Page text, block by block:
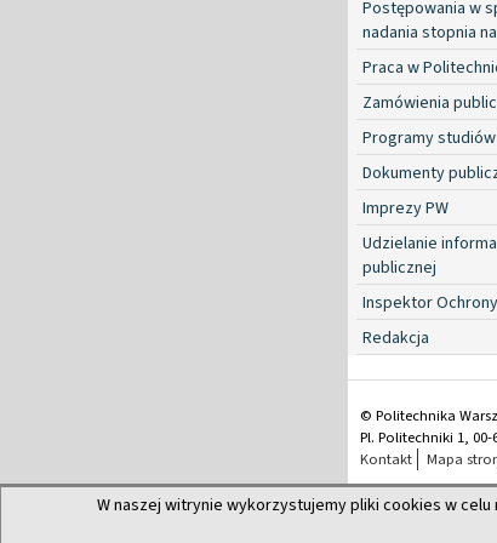
W naszej witrynie wykorzystujemy pliki cookies w celu
Postępowania w
nadania stopnia
Praca w
Zamówienia
Programy studiów
Dokumenty
Imprezy PW
Udzielanie
publicznej
Inspektor
Redakcja
© Politechnika
Pl. Politechniki 1,
Kontakt
Mapa